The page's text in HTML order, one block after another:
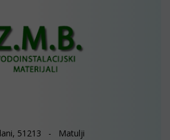
51213 - Matulji